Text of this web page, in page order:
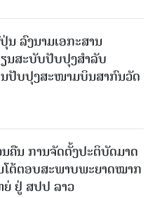
ນ ລົງນາມເອກະສານ
ນສະບັບປັບປຸງສໍາລັບ
ນປັບປຸງສະໜາມບິນສາກົນວັດ
ຄືນ ການຈັດຕັ້ງປະຕິບັດມາດ
ໂຕ້ຕອບສະພາບພະຍາດໝາກ
ຍ່ ຢູ່ ສປປ ລາວ